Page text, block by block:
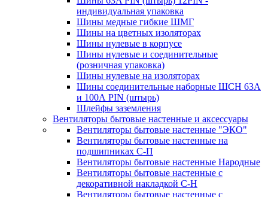
индивидуальная упаковка
Шины медные гибкие ШМГ
Шины на цветных изоляторах
Шины нулевые в корпусе
Шины нулевые и соединительные
(розничная упаковка)
Шины нулевые на изоляторах
Шины соединительные наборные ШСН 63A
и 100А PIN (штырь)
Шлейфы заземления
Вентиляторы бытовые настенные и аксессуары
Вентиляторы бытовые настенные "ЭКО"
Вентиляторы бытовые настенные на
подшипниках С-П
Вентиляторы бытовые настенные Народные
Вентиляторы бытовые настенные с
декоративной накладкой С-Н
Вентиляторы бытовые настенные с